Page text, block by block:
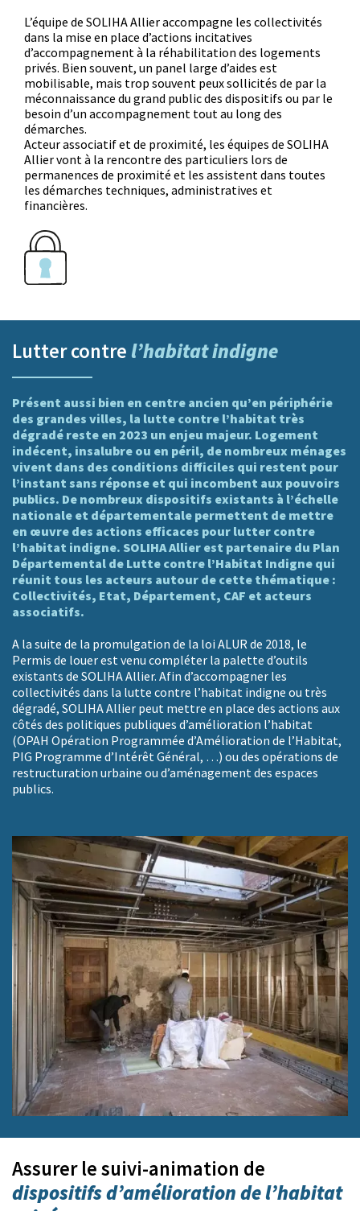
L’équipe de SOLIHA Allier accompagne les collectivités
dans la mise en place d’actions incitatives
d’accompagnement à la réhabilitation des logements
privés. Bien souvent, un panel large d’aides est
mobilisable, mais trop souvent peux sollicités de par la
méconnaissance du grand public des dispositifs ou par le
besoin d’un accompagnement tout au long des
démarches.
Acteur associatif et de proximité, les équipes de SOLIHA
Allier vont à la rencontre des particuliers lors de
permanences de proximité et les assistent dans toutes
les démarches techniques, administratives et
financières.
Lutter contre l’habitat indigne
Présent aussi bien en centre ancien qu’en périphérie
des grandes villes, la lutte contre l’habitat très
dégradé reste en 2023 un enjeu majeur. Logement
indécent, insalubre ou en péril, de nombreux ménages
vivent dans des conditions difficiles qui restent pour
l’instant sans réponse et qui incombent aux pouvoirs
publics. De nombreux dispositifs existants à l’échelle
nationale et départementale permettent de mettre
en œuvre des actions efficaces pour lutter contre
l’habitat indigne. SOLIHA Allier est partenaire du Plan
Départemental de Lutte contre l’Habitat Indigne qui
réunit tous les acteurs autour de cette thématique :
Collectivités, Etat, Département, CAF et acteurs
associatifs.
A la suite de la promulgation de la loi ALUR de 2018, le
Permis de louer est venu compléter la palette d’outils
existants de SOLIHA Allier. Afin d’accompagner les
collectivités dans la lutte contre l’habitat indigne ou très
dégradé, SOLIHA Allier peut mettre en place des actions aux
côtés des politiques publiques d’amélioration l’habitat
(OPAH Opération Programmée d’Amélioration de l’Habitat,
PIG Programme d’Intérêt Général, …) ou des opérations de
restructuration urbaine ou d’aménagement des espaces
publics.
Assurer le suivi-animation de
dispositifs d’amélioration de l’habitat